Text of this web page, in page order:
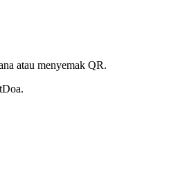
atau menyemak QR.